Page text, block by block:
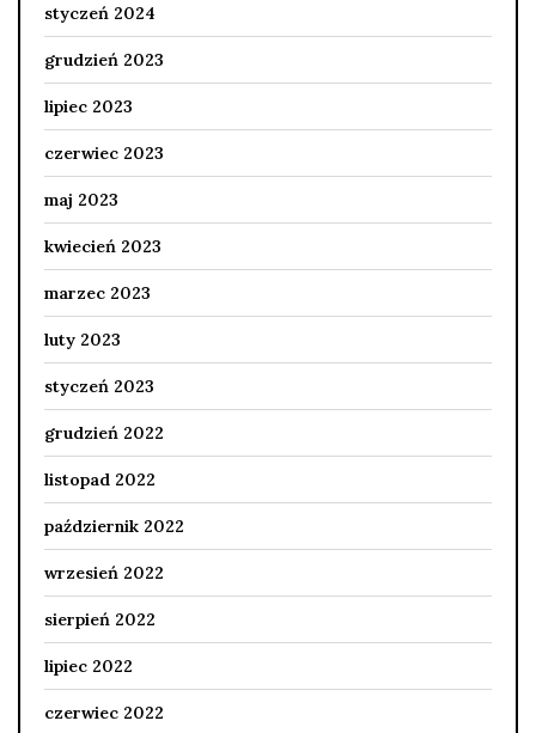
styczeń 2024
grudzień 2023
lipiec 2023
czerwiec 2023
maj 2023
kwiecień 2023
marzec 2023
luty 2023
styczeń 2023
grudzień 2022
listopad 2022
październik 2022
wrzesień 2022
sierpień 2022
lipiec 2022
czerwiec 2022